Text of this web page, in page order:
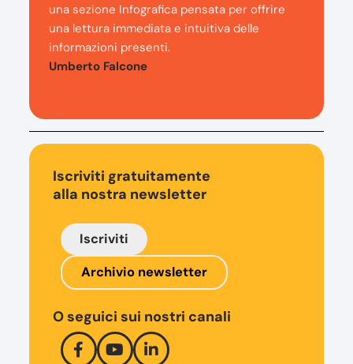
una sezione Infografica pensata per offrire
una lettura immediata e intuitiva delle
informazioni presenti.
Umberto Falcone
Iscriviti gratuitamente
alla nostra newsletter
Iscriviti
Archivio newsletter
O seguici sui nostri canali